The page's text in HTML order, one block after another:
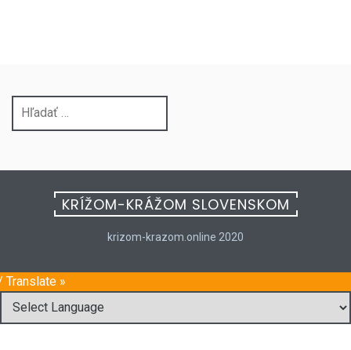
Hľadať:
KRÍŽOM-KRÁŽOM SLOVENSKOM
krizom-krazom.online 2020
»